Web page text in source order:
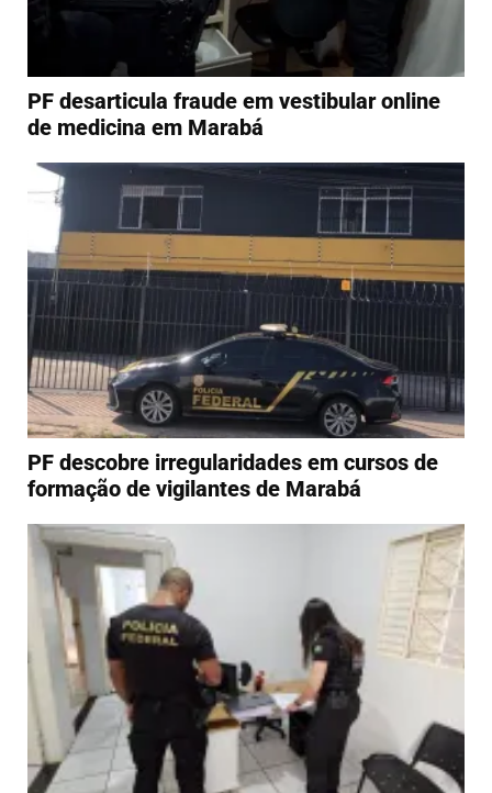
PF desarticula fraude em vestibular online
de medicina em Marabá
PF descobre irregularidades em cursos de
formação de vigilantes de Marabá